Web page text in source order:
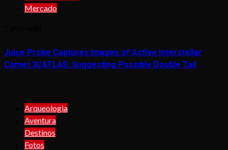
Mercado
Juice Probe Captures Images of Active Interstellar
Comet 3I/ATLAS, Suggesting Possible Double Tail
Arqueologia
Aventura
Destinos
Fotos